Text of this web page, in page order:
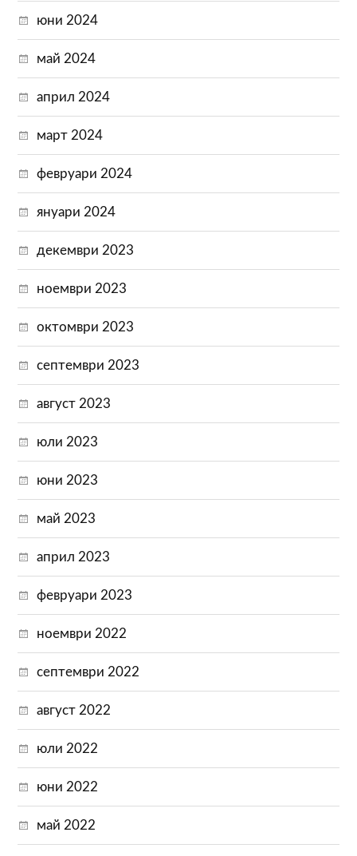
юни 2024
май 2024
април 2024
март 2024
февруари 2024
януари 2024
декември 2023
ноември 2023
октомври 2023
септември 2023
август 2023
юли 2023
юни 2023
май 2023
април 2023
февруари 2023
ноември 2022
септември 2022
август 2022
юли 2022
юни 2022
май 2022